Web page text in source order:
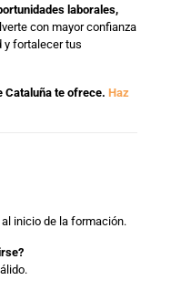
laborales,
con mayor confianza
y fortalecer tus
Cataluña te ofrece. Haz
inicio de la formación.